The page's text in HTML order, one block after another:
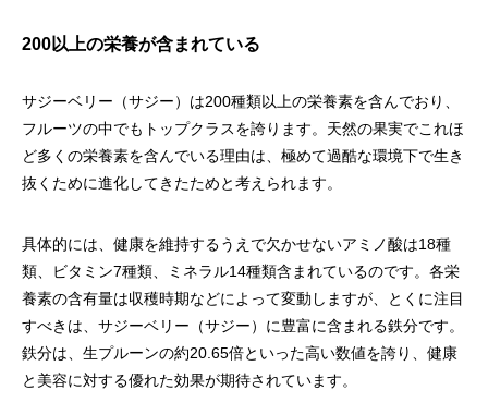
200以上の栄養が含まれている
サジーベリー（サジー）は200種類以上の栄養素を含んでおり、
フルーツの中でもトップクラスを誇ります。天然の果実でこれほ
ど多くの栄養素を含んでいる理由は、極めて過酷な環境下で生き
抜くために進化してきたためと考えられます。
具体的には、健康を維持するうえで欠かせないアミノ酸は18種
類、ビタミン7種類、ミネラル14種類含まれているのです。各栄
養素の含有量は収穫時期などによって変動しますが、とくに注目
すべきは、サジーベリー（サジー）に豊富に含まれる鉄分です。
鉄分は、生プルーンの約20.65倍といった高い数値を誇り、健康
と美容に対する優れた効果が期待されています。